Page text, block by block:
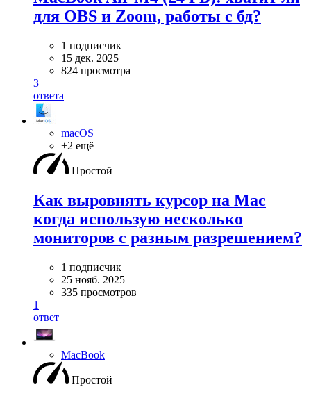
для OBS и Zoom, работы с бд?
1 подписчик
15 дек. 2025
824 просмотра
3
ответа
macOS
+2 ещё
Простой
Как выровнять курсор на Mac
когда использую несколько
мониторов с разным разрешением?
1 подписчик
25 нояб. 2025
335 просмотров
1
ответ
MacBook
Простой